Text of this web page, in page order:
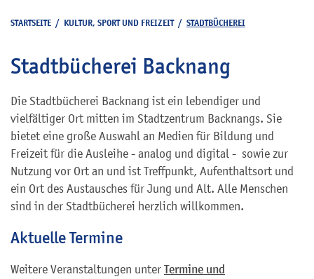
STARTSEITE / KULTUR, SPORT UND FREIZEIT/ STADTBÜCHEREI
Stadtbücherei Backnang
Die Stadtbücherei Backnang ist ein lebendiger und
vielfältiger Ort mitten im Stadtzentrum Backnangs. Sie
bietet eine große Auswahl an Medien für Bildung und
Freizeit für die Ausleihe - analog und digital - sowie zur
Nutzung vor Ort an und ist Treffpunkt, Aufenthaltsort und
ein Ort des Austausches für Jung und Alt. Alle Menschen
sind in der Stadtbücherei herzlich willkommen.
Aktuelle Termine
Weitere Veranstaltungen unter Termine und